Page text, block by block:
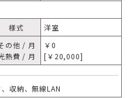
様式
洋室
の他 / 月
熱費 / 月
￥0
[￥20,000]
収納、無線LAN